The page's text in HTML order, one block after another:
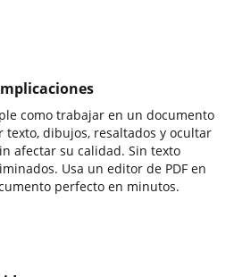
como trabajar en un documento
texto, dibujos, resaltados y ocultar
afectar su calidad. Sin texto
Usa un editor de PDF en
perfecto en minutos.